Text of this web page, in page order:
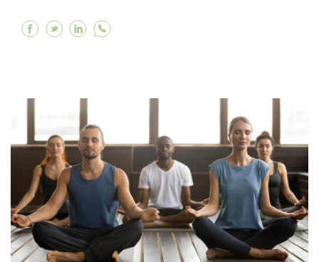
Facebook Mobilizamos investimentos de 30
Twitter Mobilizamos investimentos de 30
Linkedin Mobilizamos investimentos